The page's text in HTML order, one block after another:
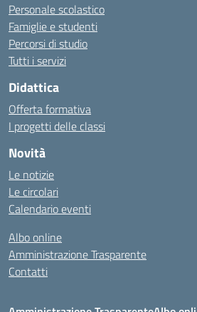
Personale scolastico
Famiglie e studenti
Percorsi di studio
Tutti i servizi
Didattica
Offerta formativa
I progetti delle classi
Novità
Le notizie
Le circolari
Calendario eventi
Albo online
Amministrazione Trasparente
Contatti